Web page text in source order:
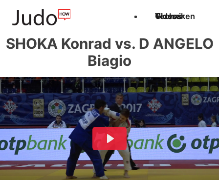
Techniken
Videos
Glossar
SHOKA Konrad vs. D ANGELO
Biagio